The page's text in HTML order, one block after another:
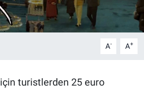
A- A+
için turistlerden 25 euro